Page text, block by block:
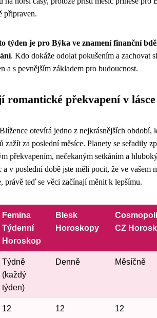
připraven.
týden je pro Býka ve znamení finanční
. Kdo dokáže odolat pokušením a zachovat
a s pevnějším základem pro budoucnost.
romantické překvapení v lásce
otevírá jedno z nejkrásnějších období,
zažít za poslední měsíce. Planety se seřadily
překvapením, nečekaným setkáním a
a v poslední době jste měli pocit, že ve vašem
právě teď se věci začínají měnit k lepšímu.
Femina
Týdenní
Horoskop
Blesk
Horoskopy
CZ
Týdně
(každý
týden)
Denně Měsíčně
12 12 12